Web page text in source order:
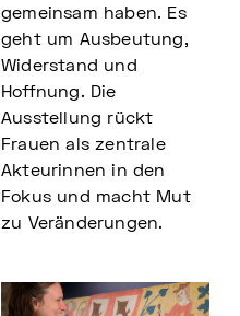
gemeinsam haben. Es
geht um Ausbeutung,
Widerstand und
Hoffnung. Die
Ausstellung rückt
Frauen als zentrale
Akteurinnen in den
Fokus und macht Mut
zu Veränderungen.